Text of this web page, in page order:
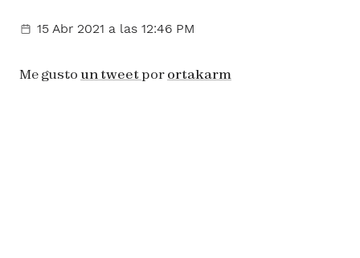
15 Abr 2021 a las 12:46 PM
Me gusto un tweet por ortakarm